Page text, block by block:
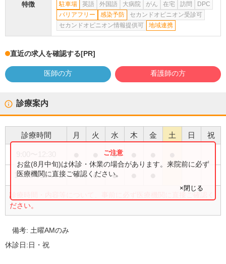
特徴
駐車場
英語 外国語 大病院 がん 在宅 訪問
DPC
バリアフリー
感染予防
セカンドオピニオン受診可
セカンドオピニオン情報提供可
地域連携
直近の求人を確認する[PR]
医師の方 看護師の方
診療案内
診療時間 月 火 水 木 金 土 日 祝
●
14:00〜18:00 ● ● ●
診療時間・内容等について、事前に必ず医療機関に直接ご確認く
ださい。
お盆(8月中旬)は休診・休業の場合があります。来院前に必ず
医療機関に直接ご確認ください。
×閉じる
備考: 土曜AMのみ
休診日:日・祝